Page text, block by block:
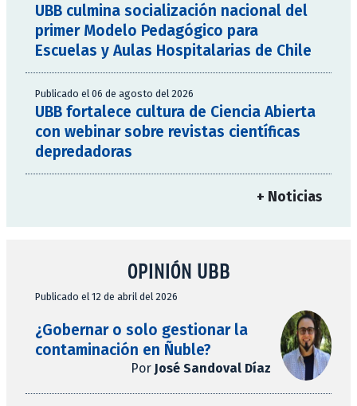
UBB culmina socialización nacional del
primer Modelo Pedagógico para
Escuelas y Aulas Hospitalarias de Chile
Publicado el 06 de agosto del 2026
UBB fortalece cultura de Ciencia Abierta
con webinar sobre revistas científicas
depredadoras
+ Noticias
OPINIÓN UBB
Publicado el 12 de abril del 2026
¿Gobernar o solo gestionar la
contaminación en Ñuble?
Por José Sandoval Díaz